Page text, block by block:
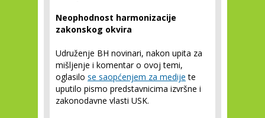
Neophodnost harmonizacije
zakonskog okvira
Udruženje BH novinari, nakon upita za
mišljenje i komentar o ovoj temi,
oglasilo se saopćenjem za medije te
uputilo pismo predstavnicima izvršne i
zakonodavne vlasti USK.